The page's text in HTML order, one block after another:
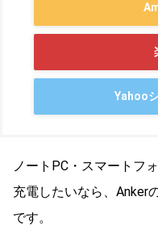
Yahoo
ノートPC・スマートフ
充電したいなら、Anker
です。